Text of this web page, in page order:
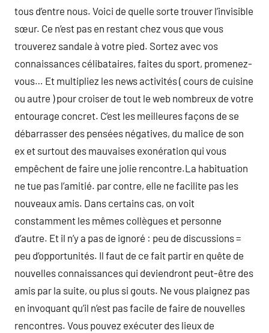
tous d’entre nous. Voici de quelle sorte trouver l’invisible
sœur. Ce n’est pas en restant chez vous que vous
trouverez sandale à votre pied. Sortez avec vos
connaissances célibataires, faites du sport, promenez-
vous… Et multipliez les news activités ( cours de cuisine
ou autre ) pour croiser de tout le web nombreux de votre
entourage concret. C’est les meilleures façons de se
débarrasser des pensées négatives, du malice de son
ex et surtout des mauvaises exonération qui vous
empêchent de faire une jolie rencontre.La habituation
ne tue pas l’amitié. par contre, elle ne facilite pas les
nouveaux amis. Dans certains cas, on voit
constamment les mêmes collègues et personne
d’autre. Et il n’y a pas de ignoré : peu de discussions =
peu d’opportunités. Il faut de ce fait partir en quête de
nouvelles connaissances qui deviendront peut-être des
amis par la suite, ou plus si gouts. Ne vous plaignez pas
en invoquant qu’il n’est pas facile de faire de nouvelles
rencontres. Vous pouvez exécuter des lieux de